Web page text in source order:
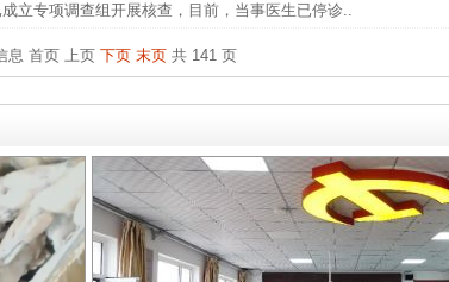
立专项调查组开展核查，目前，当事医生已停诊..
息 首页 上页 下页 末页共 141 页